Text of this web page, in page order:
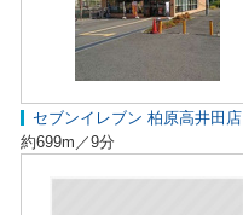
セブンイレブン 柏原高井田店
約699m／9分